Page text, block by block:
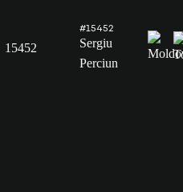
15452
#15452
Sergiu
Perciun